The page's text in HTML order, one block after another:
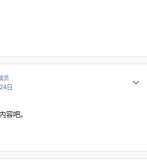
员
日
容吧。